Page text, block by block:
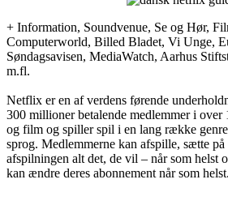
+ Information, Soundvenue, Se og Hør,
Computerworld, Billed Bladet, Vi Unge,
Søndagsavisen, MediaWatch, Aarhus
m.fl.
Netflix er en af verdens førende
300 millioner betalende medlemmer i over
og film og spiller spil i en lang række
sprog. Medlemmerne kan afspille, sætte på
afspilningen alt det, de vil – når som helst
kan ændre deres abonnement når som helst.